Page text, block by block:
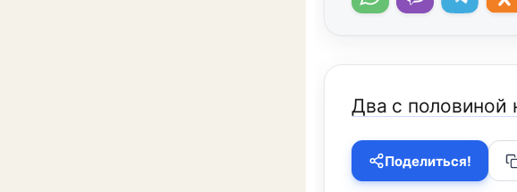
Два с половиной
Поделиться!